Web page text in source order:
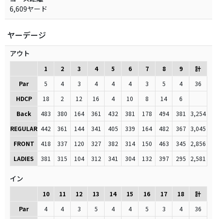
6,609ヤード
ヤーデージ
アウト
1 2 3 4 5 6 7 8 9
計
Par
5 4 3 4 4 4 3 5 4
36
HDCP
18 2 12 16 4 10 8 14
6
Back
483 380 164 361 432 381 178 494 381
3,254
REGULAR 442 361 144 341 405 339 164 482 367 3,045
FRONT
418 337 120 327 382 314 150 463 345
2,856
LADIES
381 315 104 312 341 304 132 397 295 2,581
イン
10 11 12 13 14 15 16 17 18
計
Par
4 4 3 5 4 4 5 3 4
36